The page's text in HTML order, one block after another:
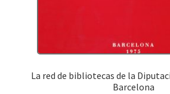
La red de bibliotecas de la
Barcelona